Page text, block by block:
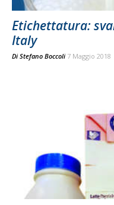
Etichettatura:
Italy
Di Stefano Boccoli 7 Maggio 2018